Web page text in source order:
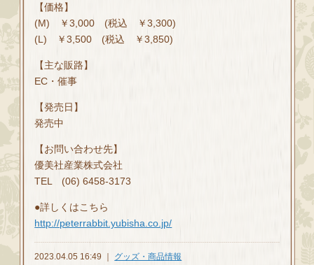
【価格】
(M) ￥3,000 (税込 ￥3,300)
(L) ￥3,500 (税込 ￥3,850)
【主な販路】
EC・催事
【発売日】
発売中
【お問い合わせ先】
優美社産業株式会社
TEL (06) 6458-3173
●詳しくはこちら
http://peterrabbit.yubisha.co.jp/
2023.04.05 16:49 ｜ グッズ・商品情報